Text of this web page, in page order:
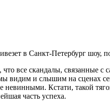
в Санкт-Петербург
что все скандалы,
и слышим на сценах
Кстати, такой
часть успеха.